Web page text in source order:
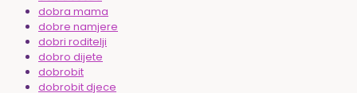
dobra mama
dobre namjere
dobri roditelji
dobro dijete
dobrobit
dobrobit djece